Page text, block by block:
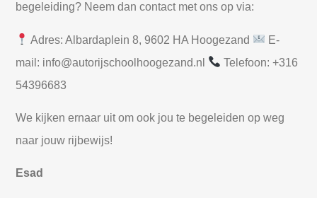
begeleiding? Neem dan contact met ons op via:
Adres: Albardaplein 8, 9602 HA Hoogezand
E-
mail: info@autorijschoolhoogezand.nl
Telefoon: +316
54396683
We kijken ernaar uit om ook jou te begeleiden op weg
naar jouw rijbewijs!
Esad